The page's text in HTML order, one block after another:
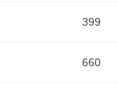
399
660